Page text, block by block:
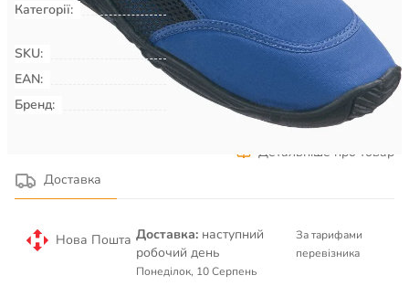
Категорії:
Плавання & Аквафітнес
Взуття
для басейну, пляжу, серфінгу
SKU:
00009430
EAN:
Бренд:
BECO
Детальніше про товар
Доставка
Нова Пошта Доставка: наступний
робочий день
Понеділок, 10 Серпень
За тарифами
перевізника